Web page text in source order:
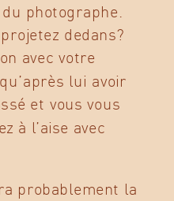
photographe.
dedans?
avec votre
lui avoir
et vous vous
à l’aise avec
probablement la